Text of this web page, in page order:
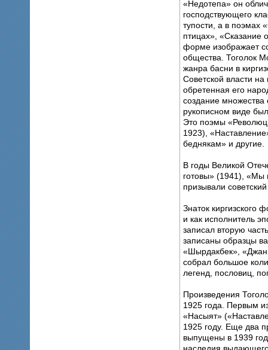
«Недотепа» он
господствующего
тупости, а в поэмах
птицах», «Сказание
форме изображает
общества. Тоголок
жанра басни в
Советской власти
обретенная его
создание множества
рукописном виде
Это поэмы
1923),
беднякам» и другие.
В годы Великой
готовы» (1941),
призывали
Знаток киргизского
и как исполнитель
записал вторую
записаны образцы
«Шырдакбек»,
собрал большое
легенд, пословиц,
Произведения
1925 года. Первым
«Насыят»
1925 году. Еще два
выпущены в 1939
наследия